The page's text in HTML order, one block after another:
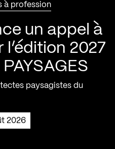
à profession
un appel à
2027
paysagistes du
2026